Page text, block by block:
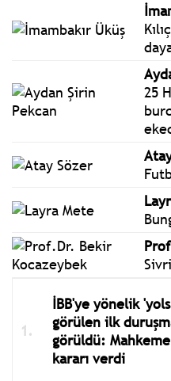
25
İBB'ye yönelik
görülen ilk
görüldü:
kararı verdi